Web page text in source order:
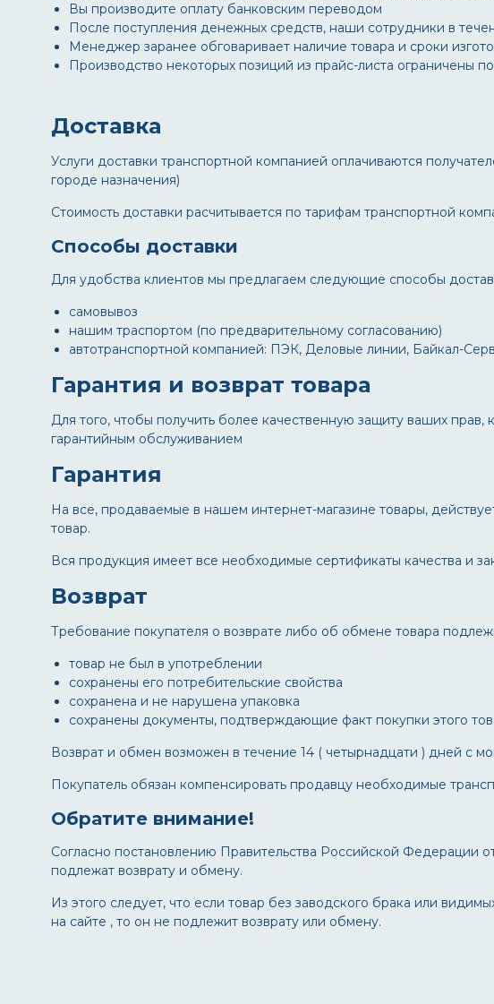
Вы производите оплату банковским переводом
После поступления денежных средств, наши сотрудники в
Менеджер заранее обговаривает наличие товара и сроки
Производство некоторых позиций из прайс-листа ограничены
Доставка
Услуги доставки транспортной компанией оплачиваются
городе назначения)
Стоимость доставки расчитывается по тарифам транспортной
Способы доставки
Для удобства клиентов мы предлагаем следующие способы
самовывоз
нашим траспортом (по предварительному согласованию)
автотранспортной компанией: ПЭК, Деловые линии, Байкал-
Гарантия и возврат товара
Для того, чтобы получить более качественную защиту ваших
гарантийным обслуживанием
Гарантия
На все, продаваемые в нашем интернет-магазине товары,
товар.
Вся продукция имеет все необходимые сертификаты качества и
Возврат
Требование покупателя о возврате либо об обмене товара
товар не был в употреблении
сохранены его потребительские свойства
сохранена и не нарушена упаковка
сохранены документы, подтверждающие факт покупки этого
Возврат и обмен возможен в течение 14 ( четырнадцати ) дней с
Покупатель обязан компенсировать продавцу необходимые
Обратите внимание!
Согласно постановлению Правительства Российской Федерации
подлежат возврату и обмену.
Из этого следует, что если товар без заводского брака или
на сайте , то он не подлежит возврату или обмену.